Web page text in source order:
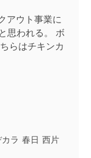
アウト事業に
思われる。 ボ
らはチキンカ
ラ 春日 西片